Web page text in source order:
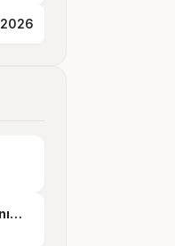
Tende Canım Canda Cananım Muhammed Mustafa